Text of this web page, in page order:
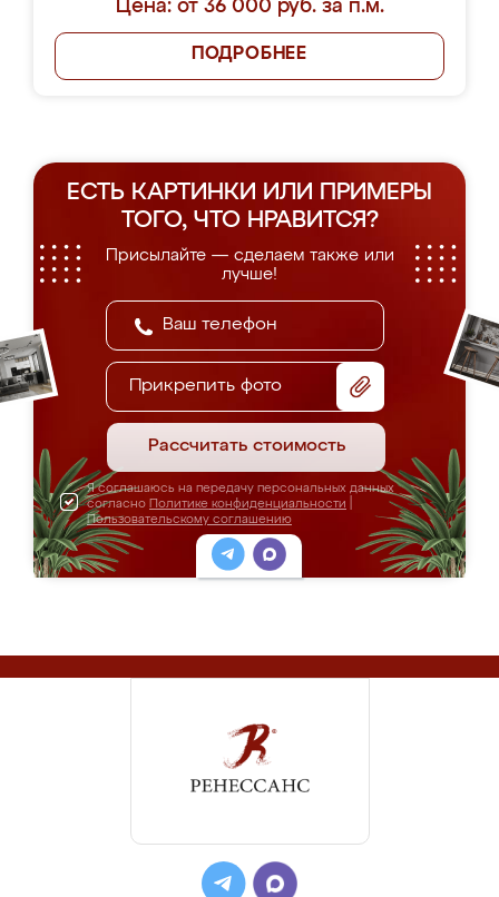
Цена: от 36 000 руб. за п.м.
ПОДРОБНЕЕ
ЕСТЬ КАРТИНКИ ИЛИ ПРИМЕРЫ
ТОГО, ЧТО НРАВИТСЯ?
Присылайте — сделаем также или
лучше!
Прикрепить фото
Рассчитать стоимость
Я соглашаюсь на передачу персональных данных
согласно Политике конфиденциальности
Пользовательскому соглашению